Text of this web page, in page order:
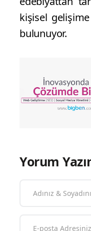
kişisel
bulunuyor.
Yorum